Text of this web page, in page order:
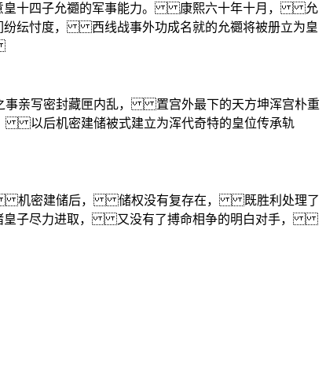
皇十四子允禵的军事能力。 康熙六十年十月， 允
忖度， 西线战事外功成名就的允禵将被册立为皇
写密封藏匣内乱， 置宫外最下的天方坤浑宫朴重
机密建储被式建立为浑代奇特的皇位传承轨
机密建储后， 储权没有复存在， 既胜利处理了
皇子尽力进取， 又没有了搏命相争的明白对手，